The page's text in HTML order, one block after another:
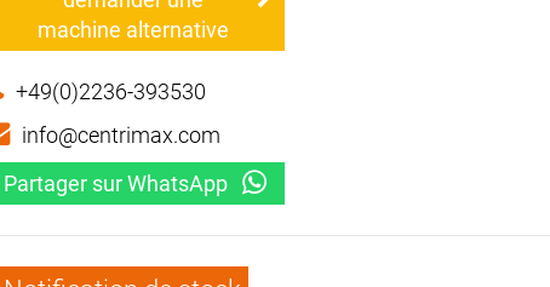
machine alternative
+49(0)2236-393530
info@centrimax.com
Partager sur WhatsApp